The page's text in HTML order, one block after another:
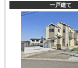
一戸建て